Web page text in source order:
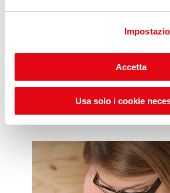
Accetta
Usa solo i cookie
Scopri gli ITS POP